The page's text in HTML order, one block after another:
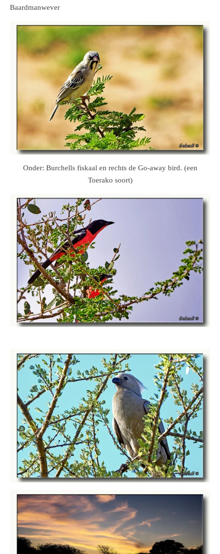
Baardmanwever
Onder: Burchells fiskaal en rechts de Go-away bird. (een
Toerako soort)